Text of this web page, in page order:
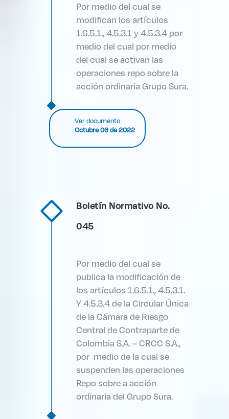
Por medio del cual se
modifican los artículos
1.6.5.1., 4.5.3.1 y 4.5.3.4 por
medio del cual por medio
del cual se activan las
operaciones repo sobre la
acción ordinaria Grupo Sura.
Ver documento
Octubre 06 de 2022
Boletín Normativo No.
045
Por medio del cual se
publica la modificación de
los artículos 1.6.5.1., 4.5.3.1.
Y 4.5.3.4 de la Circular Única
de la Cámara de Riesgo
Central de Contraparte de
Colombia S.A. – CRCC S.A.,
por medio de la cual se
suspenden las operaciones
Repo sobre a acción
ordinaria del Grupo Sura.